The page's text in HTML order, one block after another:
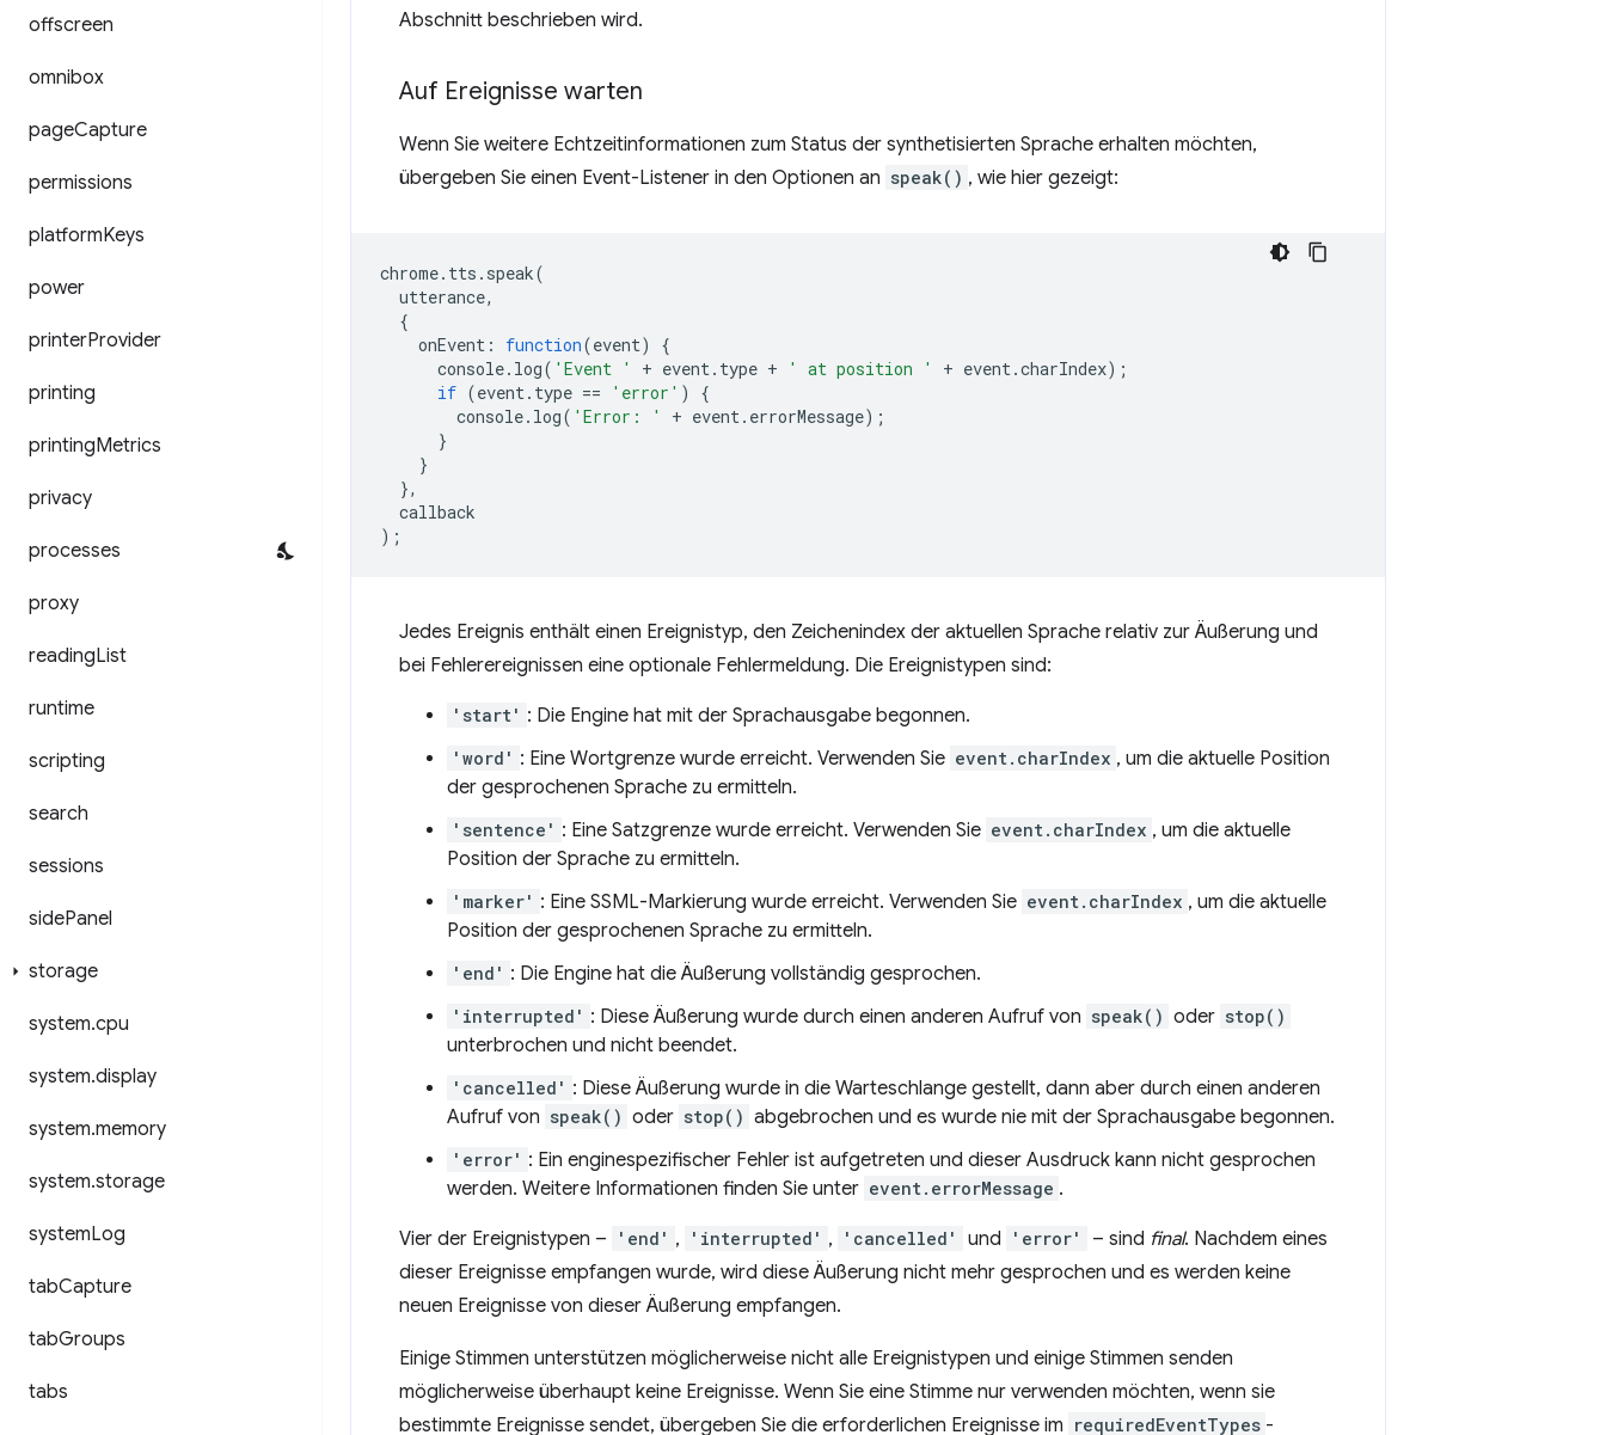
offscreen
omnibox
pageCapture
permissions
platformKeys
power
printerProvider
printing
printingMetrics
privacy
processes
proxy
readingList
runtime
scripting
search
sessions
sidePanel
storage
system.cpu
system.display
system.memory
system.storage
systemLog
tabCapture
tabGroups
tabs
Abschnitt beschrieben wird.
Auf Ereignisse warten
Wenn Sie weitere Echtzeitinformationen zum Status der synthetisierten Sprache erhalten möchten,
übergeben Sie einen Event-Listener in den Optionen an speak() , wie hier gezeigt:
chrome. tts . speak(
utterance,
{
onEvent : function(event)
{
console. log( 'Event ' + event. type + ' at position ' + event.charIndex);
if (event. type == 'error' )
{
console. log( 'Error: ' + event. errorMessage);
}
}
},
callback
);
Jedes Ereignis enthält einen Ereignistyp, den Zeichenindex der aktuellen Sprache relativ zur Äußerung und
bei Fehlerereignissen eine optionale Fehlermeldung. Die Ereignistypen sind:
'start' : Die Engine hat mit der Sprachausgabe begonnen.
'word' : Eine Wortgrenze wurde erreicht. Verwenden Sie event.charIndex , um die aktuelle Position
der gesprochenen Sprache zu ermitteln.
'sentence' : Eine Satzgrenze wurde erreicht. Verwenden Sie event.charIndex , um die aktuelle
Position der Sprache zu ermitteln.
'marker' : Eine SSML-Markierung wurde erreicht. Verwenden Sie event.charIndex , um die aktuelle
Position der gesprochenen Sprache zu ermitteln.
'end' : Die Engine hat die Äußerung vollständig gesprochen.
'interrupted' : Diese Äußerung wurde durch einen anderen Aufruf von speak() oder stop()
unterbrochen und nicht beendet.
'cancelled' : Diese Äußerung wurde in die Warteschlange gestellt, dann aber durch einen anderen
Aufruf von speak() oder stop() abgebrochen und es wurde nie mit der Sprachausgabe begonnen.
'error' : Ein enginespezifischer Fehler ist aufgetreten und dieser Ausdruck kann nicht gesprochen
werden. Weitere Informationen finden Sie unter event.errorMessage .
Vier der Ereignistypen – 'end' , 'interrupted' , 'cancelled' und 'error' – sind final. Nachdem eines
dieser Ereignisse empfangen wurde, wird diese Äußerung nicht mehr gesprochen und es werden keine
neuen Ereignisse von dieser Äußerung empfangen.
Einige Stimmen unterstützen möglicherweise nicht alle Ereignistypen und einige Stimmen senden
möglicherweise überhaupt keine Ereignisse. Wenn Sie eine Stimme nur verwenden möchten, wenn sie
bestimmte Ereignisse sendet, übergeben Sie die erforderlichen Ereignisse im requiredEventTypes -